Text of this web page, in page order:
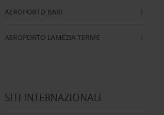
AEROPORTO BARI
AEROPORTO LAMEZIA TERME
SITI INTERNAZIONALI